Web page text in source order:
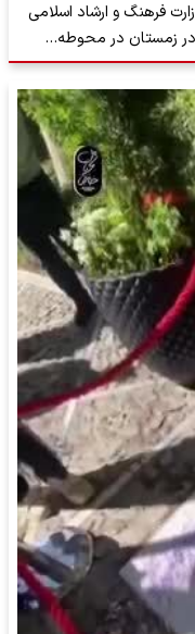
فرهنگ و ارشاد اسلامی
زمستان در محوطه…